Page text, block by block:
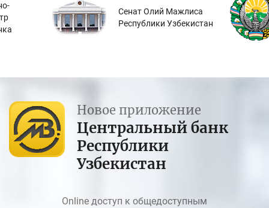
Сенат Олий Мажлиса
Республики Узбекистан
Новое приложение
Центральный банк
Республики
Узбекистан
Online доступ к общедоступным